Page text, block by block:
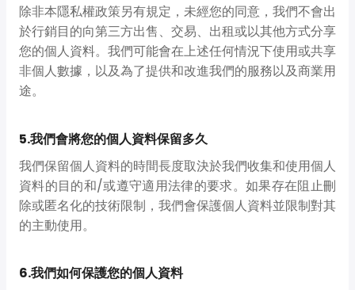
除非本隱私權政策另有規定，未經您的同意，我們不會出
於行銷目的向第三方出售、交易、出租或以其他方式分享
您的個人資料。我們可能會在上述任何情況下使用或共享
非個人數據，以及為了提供和改進我們的服務以及商業用
途。
5.我們會將您的個人資料保留多久
我們保留個人資料的時間長度取決於我們收集和使用個人
資料的目的和/或遵守適用法律的要求。如果存在阻止刪
除或匿名化的技術限制，我們會保護個人資料並限制對其
的主動使用。
6.我們如何保護您的個人資料